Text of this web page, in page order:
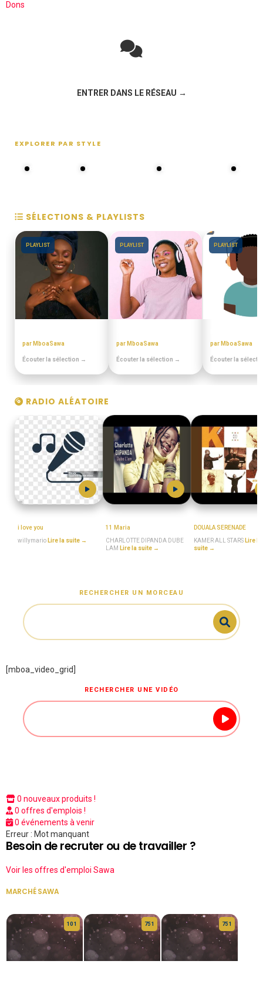
Dons
ENTRER DANS LE RÉSEAU →
EXPLORER PAR STYLE
SÉLECTIONS & PLAYLISTS
PLAYLIST
par MboaSawa
Écouter la sélection →
PLAYLIST
par MboaSawa
Écouter la sélection →
PLAYLIST
par MboaSawa
Écouter la
RADIO ALÉATOIRE
i love you
willymario Lire la suite →
11 Maria
CHARLOTTE DIPANDA DUBE
LAM Lire la suite →
DOUALA SERENADE
KAMER ALL STARS Lire la
suite →
RECHERCHER UN MORCEAU
[mboa_video_grid]
RECHERCHER UNE VIDÉO
0 nouveaux produits !
0 offres d'emplois !
0 événements à venir
Erreur : Mot manquant
Besoin de recruter ou de travailler ?
Voir les offres d'emploi Sawa
MARCHÉ SAWA
10 1 75 1 75 1